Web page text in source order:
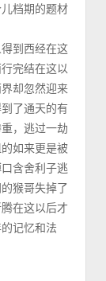
档期的题材
到西经在这
完结在这以
却忽然迎来
了通天的有
，逃过一劫
如来更是被
含舍利子逃
猴哥失掉了
在这以后才
记忆和法